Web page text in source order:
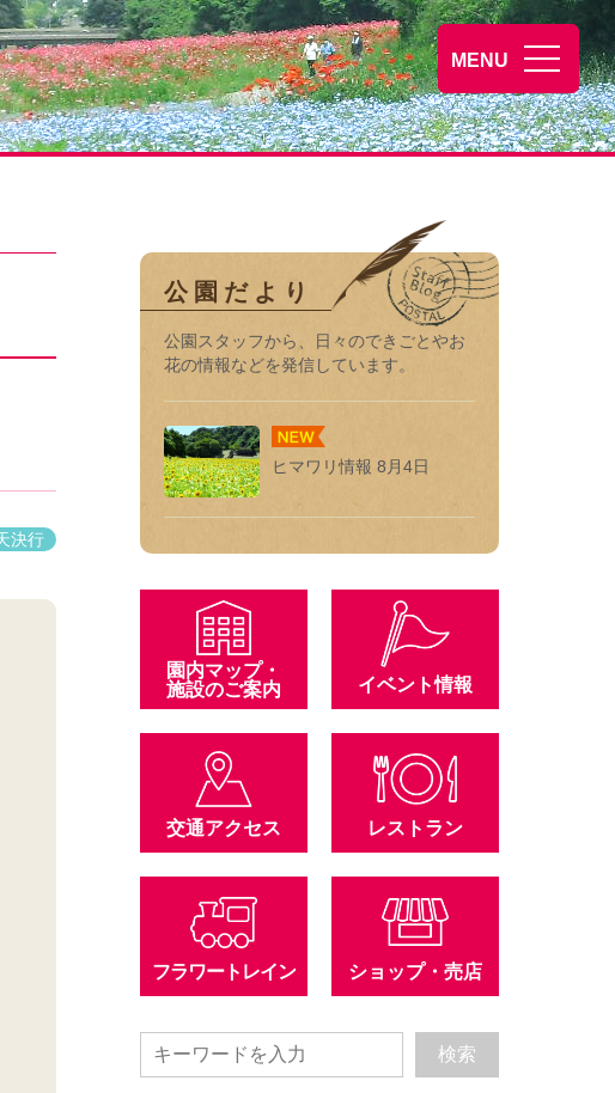
くりはま花の
MENU
決行
公園だより
公園スタッフから、日々のできごとやお
花の情報などを発信しています。
ヒマワリ情報 8月4日
園内マップ・
施設のご案内
イベント情報
交通アクセス レストラン
フラワートレイン ショップ・売店